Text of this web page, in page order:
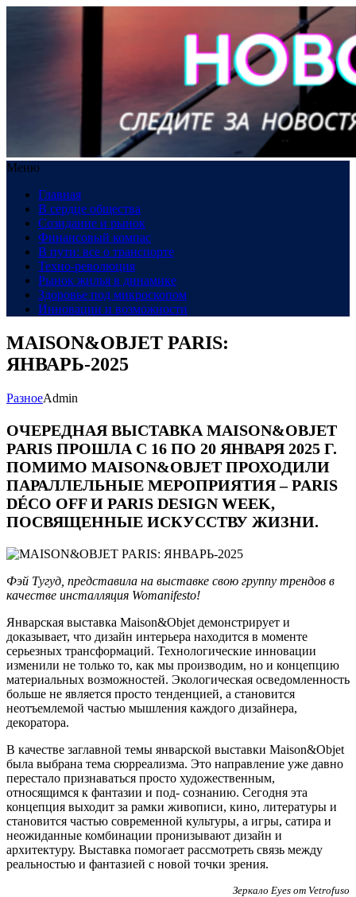
Меню
Главная
В сердце общества
Созидание и рынок
Финансовый компас
В пути: все о транспорте
Техно-революция
Рынок жилья в динамике
Здоровье под микроскопом
Инновации и возможности
MAISON&OBJET PARIS:
ЯНВАРЬ-2025
РазноеAdmin
ОЧЕРЕДНАЯ ВЫСТАВКА MAISON&OBJET
PARIS ПРОШЛА С 16 ПО 20 ЯНВАРЯ 2025 Г.
ПОМИМО MAISON&OBJET ПРОХОДИЛИ
ПАРАЛЛЕЛЬНЫЕ МЕРОПРИЯТИЯ – PARIS
DÉCO OFF И PARIS DESIGN WEEK,
ПОСВЯЩЕННЫЕ ИСКУССТВУ ЖИЗНИ.
Фэй Тугуд, представила на выставке свою группу трендов в
качестве инсталляция Womanifesto!
Январская выставка Maison&Objet демонстрирует и
доказывает, что дизайн интерьера находится в моменте
серьезных трансформаций. Технологические инновации
изменили не только то, как мы производим, но и концепцию
материальных возможностей. Экологическая осведомленность
больше не является просто тенденцией, а становится
неотъемлемой частью мышления каждого дизайнера,
декоратора.
В качестве заглавной темы январской выставки Maison&Objet
была выбрана тема сюрреализма. Это направление уже давно
перестало признаваться просто художественным,
относящимся к фантазии и под- сознанию. Сегодня эта
концепция выходит за рамки живописи, кино, литературы и
становится частью современной культуры, а игры, сатира и
неожиданные комбинации пронизывают дизайн и
архитектуру. Выставка помогает рассмотреть связь между
реальностью и фантазией с новой точки зрения.
Зеркало Eyes от Vetrofuso